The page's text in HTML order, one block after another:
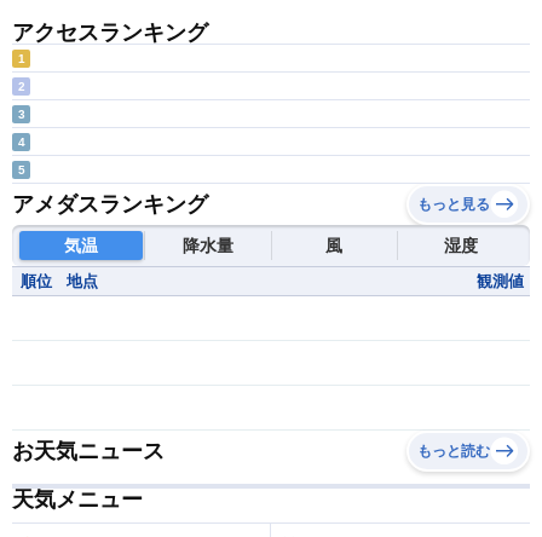
アクセスランキング
1
2
3
4
5
アメダスランキング もっと見る
気温 降水量 風 湿度
順位 地点 観測値
お天気ニュース もっと読む
天気メニュー